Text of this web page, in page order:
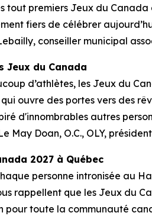
tout premiers Jeux du Canada
fiers de célébrer
conseiller municipal
Jeux du Canada
d’athlètes, les Jeux du
ouvre des portes vers des
d'innombrables autres
May Doan, O.C., OLY,
2027 à Québec
personne intronisée au
rappellent que les Jeux du
pour toute la communauté